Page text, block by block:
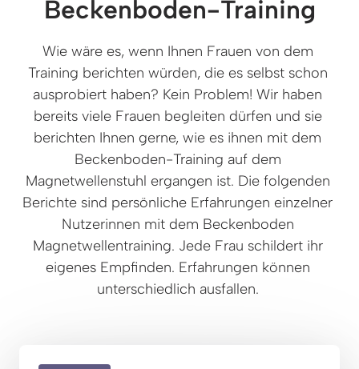
Beckenboden-Training
Wie wäre es, wenn Ihnen Frauen von dem
Training berichten würden, die es selbst schon
ausprobiert haben? Kein Problem! Wir haben
bereits viele Frauen begleiten dürfen und sie
berichten Ihnen gerne, wie es ihnen mit dem
Beckenboden-Training auf dem
Magnetwellenstuhl ergangen ist. Die folgenden
Berichte sind persönliche Erfahrungen einzelner
Nutzerinnen mit dem Beckenboden
Magnetwellentraining. Jede Frau schildert ihr
eigenes Empfinden. Erfahrungen können
unterschiedlich ausfallen.